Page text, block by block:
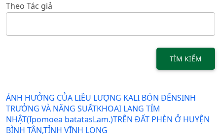
Theo Tác giả
TÌM KIẾM
ẢNH HƯỞNG CỦA LIỀU LƯỢNG KALI BÓN ĐẾNSINH
TRƯỞNG VÀ NĂNG SUẤTKHOAI LANG TÍM
NHẬT(Ipomoea batatasLam.)TRÊN ĐẤT PHÈN Ở HUYỆN
BÌNH TÂN,TỈNH VĨNH LONG